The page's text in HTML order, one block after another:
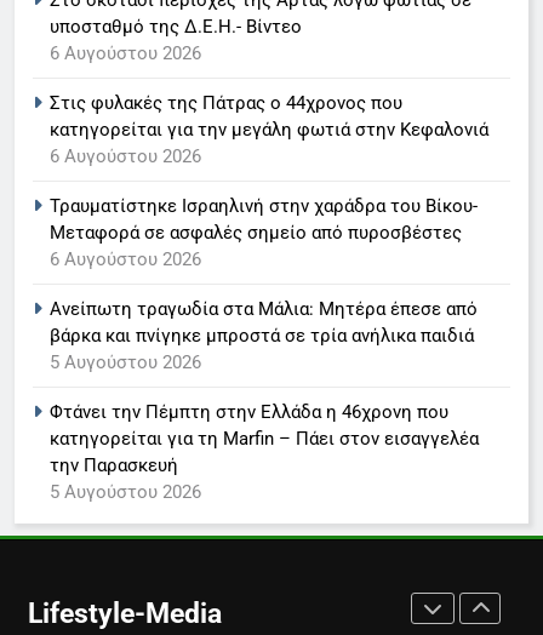
πνίγηκε μπροστά σε τρία ανήλικα
παιδιά
5 Αυγούστου 2026
υποσταθμό της Δ.Ε.Η.- Βίντεο
6 Αυγούστου 2026
Στις φυλακές της Πάτρας ο 44χρονος που
κατηγορείται για την μεγάλη φωτιά στην Κεφαλονιά
6 Αυγούστου 2026
Τραυματίστηκε Ισραηλινή στην χαράδρα του Βίκου-
Μεταφορά σε ασφαλές σημείο από πυροσβέστες
6 Αυγούστου 2026
Ανείπωτη τραγωδία στα Μάλια: Μητέρα έπεσε από
βάρκα και πνίγηκε μπροστά σε τρία ανήλικα παιδιά
5 Αυγούστου 2026
Φτάνει την Πέμπτη στην Ελλάδα η 46χρονη που
κατηγορείται για τη Marfin – Πάει στον εισαγγελέα
την Παρασκευή
5 Αυγούστου 2026
Lifestyle-Media
6
ανακοίνωση του σταθμού
LIFESTYLE-MEDIA
7
Τέλος από τον ΑΝΤ1 ο
LIFESTYLE-MEDIA
8
Καθημερινή και The New York
Times μαζί σε μια νέα
συνδρομητική πρόταση
1
LIFESTYLE-MEDIA